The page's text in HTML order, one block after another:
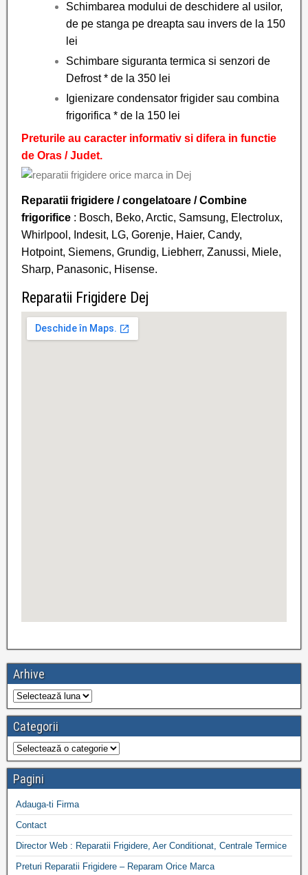
Schimbarea modului de deschidere al usilor,
de pe stanga pe dreapta sau invers de la 150
lei
Schimbare siguranta termica si senzori de
Defrost * de la 350 lei
Igienizare condensator frigider sau combina
frigorifica * de la 150 lei
Preturile au caracter informativ si difera in functie
de Oras / Judet.
Reparatii frigidere / congelatoare / Combine
frigorifice : Bosch, Beko, Arctic, Samsung, Electrolux,
Whirlpool, Indesit, LG, Gorenje, Haier, Candy,
Hotpoint, Siemens, Grundig, Liebherr, Zanussi, Miele,
Sharp, Panasonic, Hisense.
Reparatii Frigidere Dej
Arhive
Categorii
Pagini
Adauga-ti Firma
Contact
Director Web : Reparatii Frigidere, Aer Conditionat, Centrale Termice
Preturi Reparatii Frigidere – Reparam Orice Marca